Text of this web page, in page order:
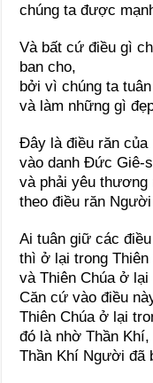
chúng ta được
Và bất cứ điều gì
ban cho,
bởi vì chúng ta
và làm những gì
Đây là điều răn
vào danh Đức Giê-
và phải yêu thương
theo điều răn
Ai tuân giữ các
thì ở lại trong Thiên
và Thiên Chúa ở
Căn cứ vào điều
Thiên Chúa ở lại
đó là nhờ Thần Khí,
Thần Khí Người đã